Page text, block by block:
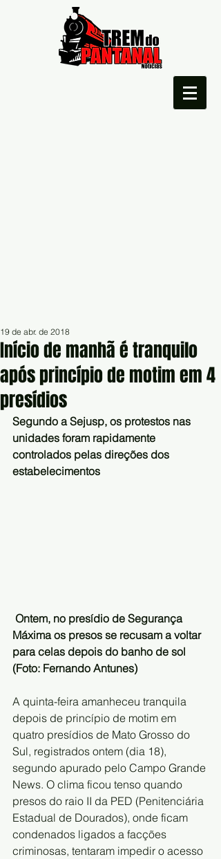
Início de manhã é tranquilo
após princípio de motim em 4
presídios
19 de abr. de 2018
Segundo a Sejusp, os protestos nas
unidades foram rapidamente
controlados pelas direções dos
estabelecimentos
Ontem, no presídio de Segurança
Máxima os presos se recusam a voltar
para celas depois do banho de sol
(Foto: Fernando Antunes)
A quinta-feira amanheceu tranquila
depois de princípio de motim em
quatro presídios de Mato Grosso do
Sul, registrados ontem (dia 18),
segundo apurado pelo Campo Grande
News. O clima ficou tenso quando
presos do raio II da PED (Penitenciária
Estadual de Dourados), onde ficam
condenados ligados a facções
criminosas, tentaram impedir o acesso